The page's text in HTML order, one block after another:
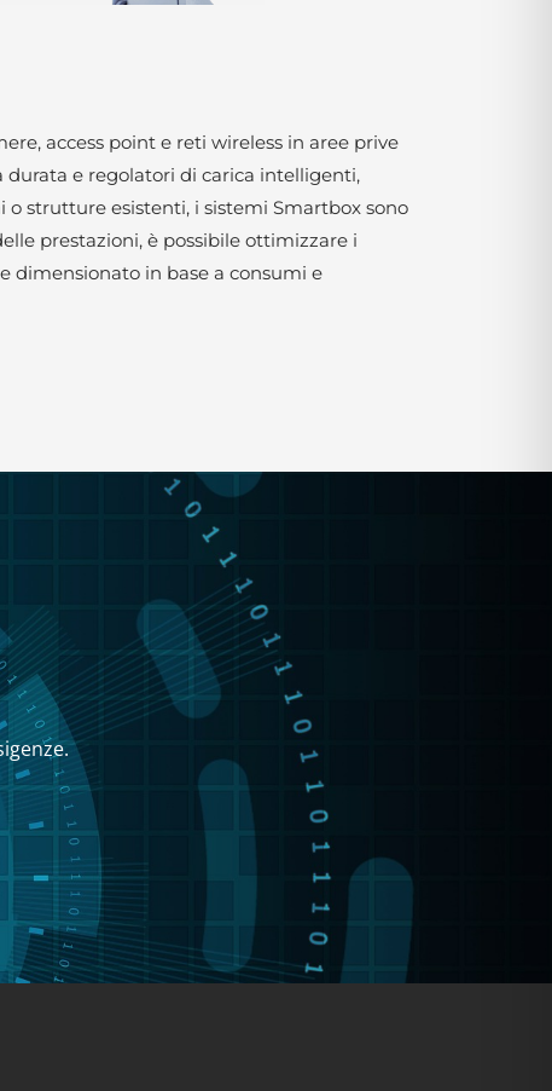
access point e reti wireless in aree prive
e regolatori di carica intelligenti,
strutture esistenti, i sistemi Smartbox sono
prestazioni, è possibile ottimizzare i
dimensionato in base a consumi e